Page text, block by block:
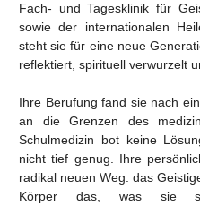
Fach- und Tagesklinik für
sowie der internationalen
steht sie für eine neue
reflektiert, spirituell verwurzelt
Ihre Berufung fand sie nach
an die Grenzen des
Schulmedizin bot keine
nicht tief genug. Ihre
radikal neuen Weg: das
Körper das, was sie